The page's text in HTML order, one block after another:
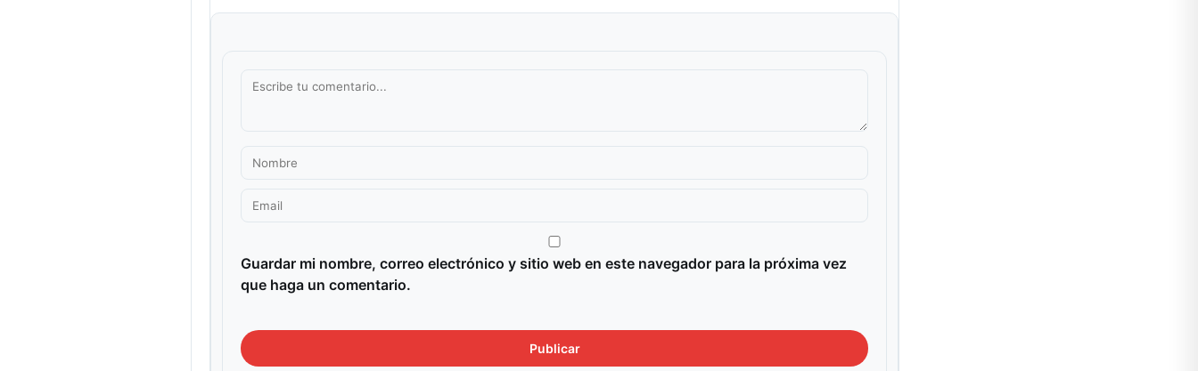
Guardar mi nombre, correo electrónico y sitio web en este navegador para la próxima vez
que haga un comentario.